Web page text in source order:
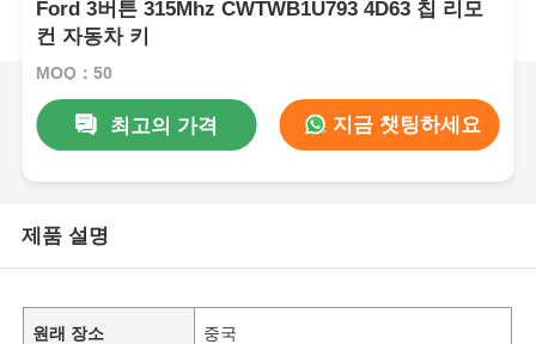
Ford 3버튼 315Mhz CWTWB1U793 4D63 칩 리모
컨 자동차 키
MOQ：50
최고의 가격 지금 챗팅하세요
제품 설명
원래 장소 중국